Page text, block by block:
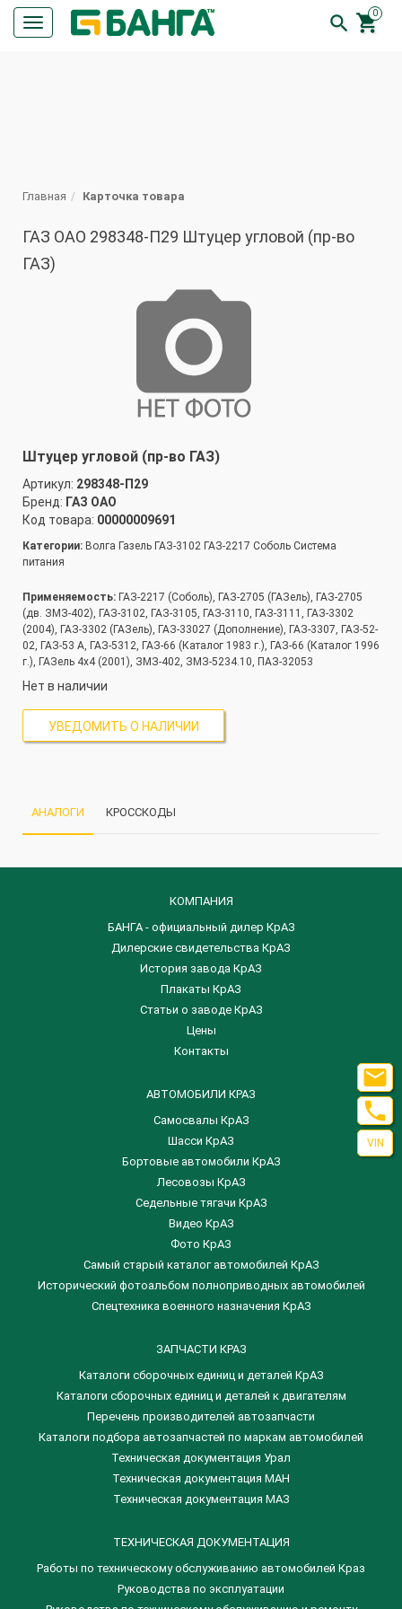
Кнопка
меню
0


Главная Карточка товара
ГАЗ ОАО 298348-П29 Штуцер угловой (пр-во
ГАЗ)
Штуцер угловой (пр-во ГАЗ)
Артикул: 298348-П29
Бренд: ГАЗ ОАО
Код товара: 00000009691
Категории: Волга Газель ГАЗ-3102 ГАЗ-2217 Соболь Система
питания
Применяемость: ГАЗ-2217 (Соболь), ГАЗ-2705 (ГАЗель), ГАЗ-2705
(дв. ЗМЗ-402), ГАЗ-3102, ГАЗ-3105, ГАЗ-3110, ГАЗ-3111, ГАЗ-3302
(2004), ГАЗ-3302 (ГАЗель), ГАЗ-33027 (Дополнение), ГАЗ-3307, ГАЗ-52-
02, ГАЗ-53 А, ГАЗ-5312, ГАЗ-66 (Каталог 1983 г.), ГАЗ-66 (Каталог 1996
г.), ГАЗель 4х4 (2001), ЗМЗ-402, ЗМЗ-5234.10, ПАЗ-32053
Нет в наличии
УВЕДОМИТЬ О НАЛИЧИИ
АНАЛОГИ КРОССКОДЫ
КОМПАНИЯ
БАНГА - официальный дилер КрАЗ
Дилерские свидетельства КрАЗ
История завода КрАЗ
Плакаты КрАЗ
Статьи о заводе КрАЗ
Цены
Контакты
АВТОМОБИЛИ КРАЗ
Самосвалы КрАЗ
Шасси КрАЗ
Бортовые автомобили КрАЗ
Лесовозы КрАЗ
Седельные тягачи КрАЗ
Видео КрАЗ
Фото КрАЗ
Самый старый каталог автомобилей КрАЗ
Исторический фотоальбом полноприводных автомобилей
Спецтехника военного назначения КрАЗ
ЗАПЧАСТИ КРАЗ
Каталоги сборочных единиц и деталей КрАЗ
​Каталоги сборочных единиц и деталей к двигателям
Перечень производителей автозапчасти
Каталоги подбора автозапчастей по маркам автомобилей
Техническая документация Урал
Техническая документация МАН
Техническая документация МАЗ
ТЕХНИЧЕСКАЯ ДОКУМЕНТАЦИЯ
Работы по техническому обслуживанию автомобилей Краз
Руководства по эксплуатации


VIN